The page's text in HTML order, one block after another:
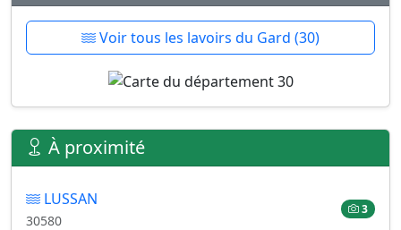
Voir tous les lavoirs du Gard (30)
À proximité
LUSSAN
30580
3